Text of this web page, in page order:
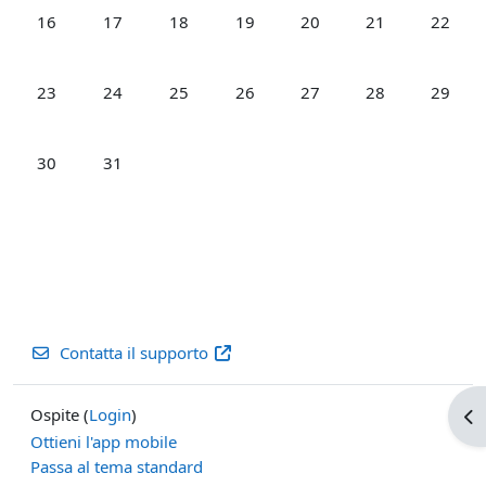
Nessun evento, lunedì 16 dicembre
16 Nessun evento, martedì 17 dicembre
17 Nessun evento, mercoledì 18 dicembre
18 Nessun evento, giovedì 19
19 Nessun evento, venerdì
20 Nessun evento,
21 22
Nessun evento, lunedì 23 dicembre
23 Nessun evento, martedì 24 dicembre
24 Nessun evento, mercoledì 25 dicembre
25 Nessun evento, giovedì 26
26 Nessun evento, venerdì
27 Nessun evento,
28 29
Nessun evento, lunedì 30 dicembre
30 Nessun evento, martedì 31 dicembre
31
Contatta il supporto
Ospite (Login)
Ottieni l'app mobile
Passa al tema standard